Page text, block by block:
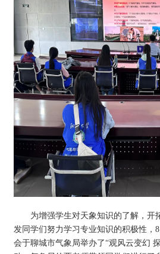
为增强学生对天象知识的了解，开
发同学们努力学习专业知识的积极性，
会于聊城市气象局举办了“观风云变幻